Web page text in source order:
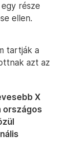
része
ellen.
tartják a
azt az
X
országos